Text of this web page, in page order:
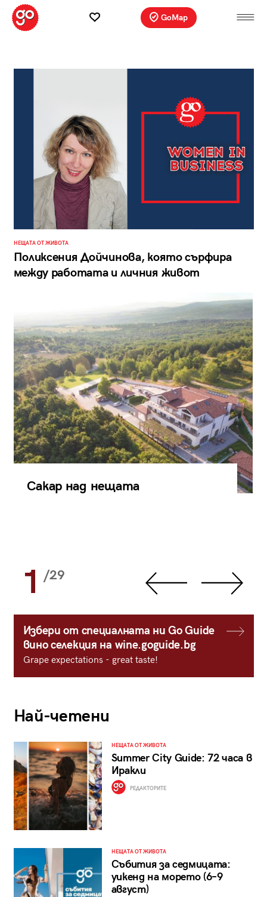
GoMap
НЕЩАТА ОТ ЖИВОТА
Поликсения Дойчинова, която сърфира
между работата и личния живот
Сакар над нещата
1 /29
Избери от специалната ни Go Guide
вино селекция на wine.goguide.bg
Grape expectations - great taste!
Най-четени
НЕЩАТА ОТ ЖИВОТА
Summer City Guide: 72 часа в
Иракли
РЕДАКТОРИТЕ
НЕЩАТА ОТ ЖИВОТА
Събития за седмицата:
уикенд на морето (6–9
август)